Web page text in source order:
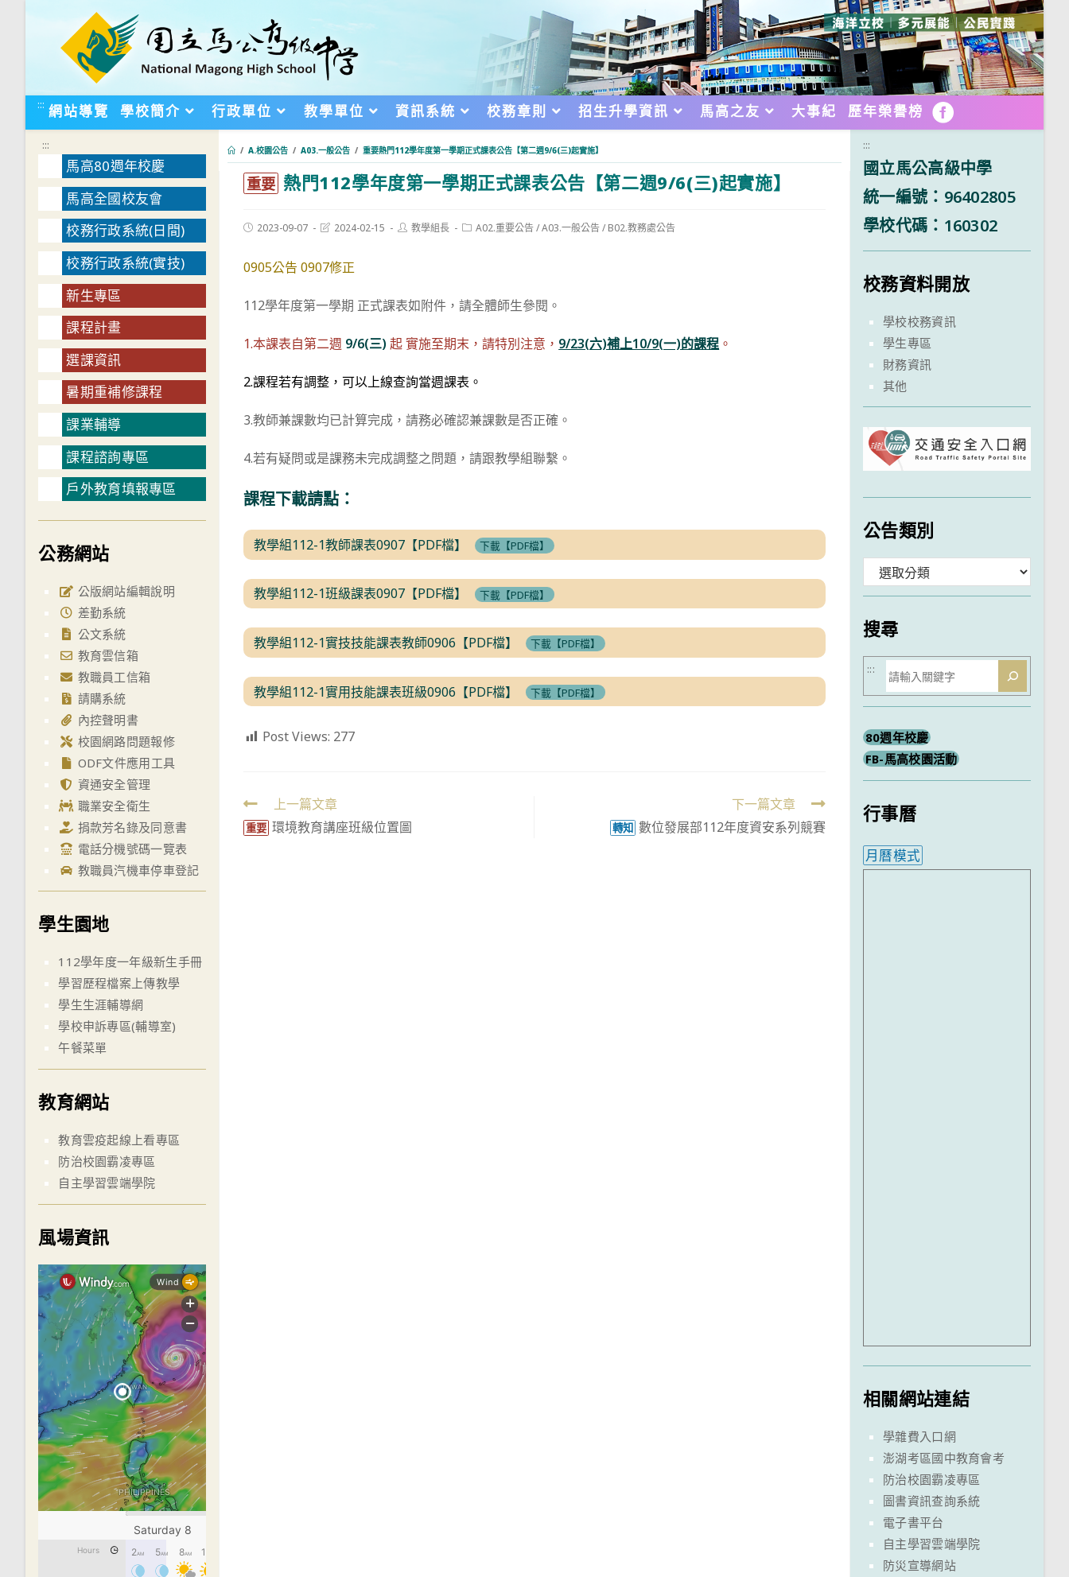
::: 網站導覽 學校簡介 行政單位 教學單位 資訊系統 校務章則 招生升學資訊 馬高之友 大事紀 歷年榮譽榜 FB
/ A.校園公告 / A03.一般公告 / 重要熱門112學年度第一學期正式課表公告【第二週9/6(三)起實施】
重要 熱門112學年度第一學期正式課表公告【第二週9/6(三)起實施】
Post2023-09-07
Post2024-02-15
Post教學組長
PostA02.重要公告/A03.一般公告/ B02.教務處公告
0905公告 0907修正
112學年度第一學期 正式課表如附件，請全體師生參閱。
1.本課表自第二週 9/6(三) 起 實施至期末，請特別注意， 9/23(六)補上10/9(一)的課程 。
2.課程若有調整，可以上線查詢當週課表。
3.教師兼課數均已計算完成，請務必確認兼課數是否正確。
4.若有疑問或是課務未完成調整之問題，請跟教學組聯繫。
課程下載請點：
教學組112-1教師課表0907【PDF檔】 下載【PDF檔】
教學組112-1班級課表0907【PDF檔】 下載【PDF檔】
教學組112-1實技技能課表教師0906【PDF檔】 下載【PDF檔】
教學組112-1實用技能課表班級0906【PDF檔】 下載【PDF檔】
Post Views: 277
Read
more
上一篇文章
重要 環境教育講座班級位置圖
下一篇文章
轉知 數位發展部112年度資安系列競賽
:::
馬高80週年校慶
馬高全國校友會
校務行政系統(日間)
校務行政系統(實技)
新生專區
課程計畫
選課資訊
暑期重補修課程
課業輔導
課程諮詢專區
戶外教育填報專區
公務網站
公版網站編輯說明
差勤系統
公文系統
教育雲信箱
教職員工信箱
請購系統
內控聲明書
校園網路問題報修
ODF文件應用工具
資通安全管理
職業安全衛生
捐款芳名錄及同意書
電話分機號碼一覽表
教職員汽機車停車登記
學生園地
112學年度一年級新生手冊
學習歷程檔案上傳教學
學生生涯輔導網
學校申訴專區(輔導室)
午餐菜單
教育網站
教育雲疫起線上看專區
防治校園霸凌專區
自主學習雲端學院
風場資訊
:::
國立馬公高級中學
統一編號：96402805
學校代碼：160302
校務資料開放
學校校務資訊
學生專區
財務資訊
其他
公告類別
類
搜尋
搜
尋
:::
80週年校慶
FB-馬高校園活動
行事曆
月曆模式
相關網站連結
學雜費入口網
澎湖考區國中教育會考
防治校園霸凌專區
圖書資訊查詢系統
電子書平台
自主學習雲端學院
防災宣導網站